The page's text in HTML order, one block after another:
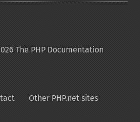
The PHP Documentation
Other PHP.net sites